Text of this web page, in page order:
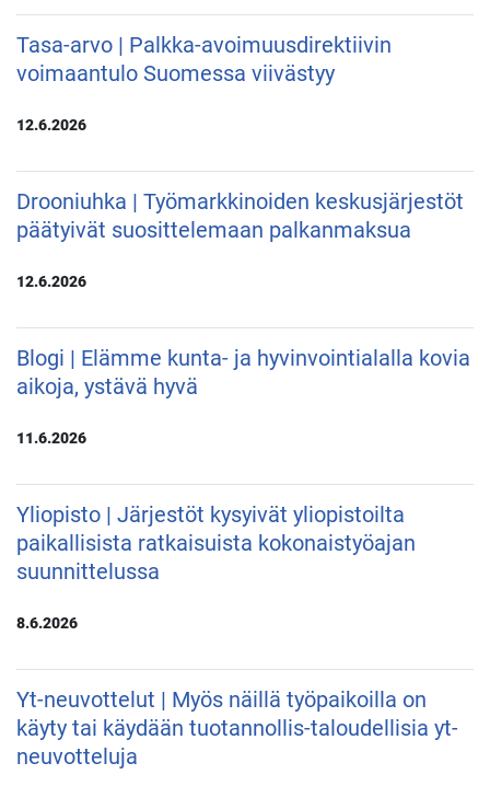
Tasa-arvo | Palkka-avoimuusdirektiivin
voimaantulo Suomessa viivästyy
12.6.2026
Drooniuhka | Työmarkkinoiden keskusjärjestöt
päätyivät suosittelemaan palkanmaksua
12.6.2026
Blogi | Elämme kunta- ja hyvinvointialalla kovia
aikoja, ystävä hyvä
11.6.2026
Yliopisto | Järjestöt kysyivät yliopistoilta
paikallisista ratkaisuista kokonaistyöajan
suunnittelussa
8.6.2026
Yt-neuvottelut | Myös näillä työpaikoilla on
käyty tai käydään tuotannollis-taloudellisia yt-
neuvotteluja